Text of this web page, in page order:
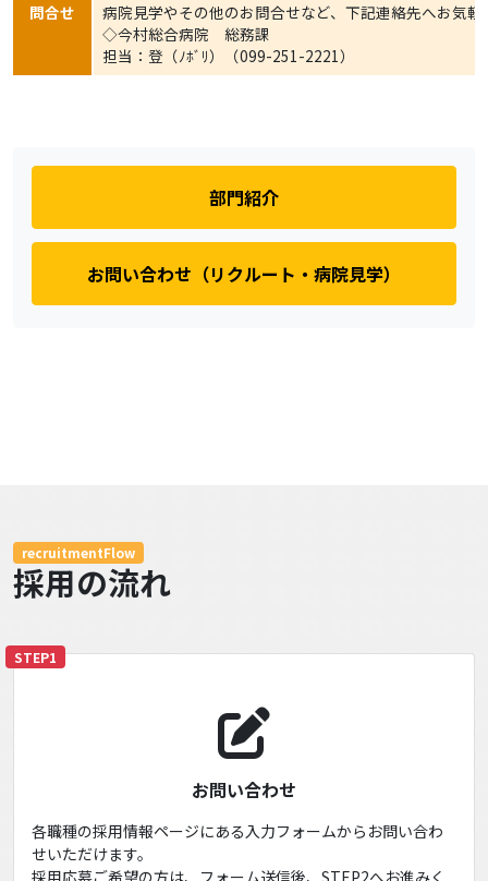
問合せ
病院見学やその他のお問合せなど、下記連絡先へお気
◇今村総合病院 総務課
担当：登（ﾉﾎﾞﾘ）（099-251-2221）
部門紹介
お問い合わせ（リクルート・病院見学）
recruitmentFlow
採用の流れ
STEP1
お問い合わせ
各職種の採用情報ページにある入力フォームからお問い合わ
せいただけます。